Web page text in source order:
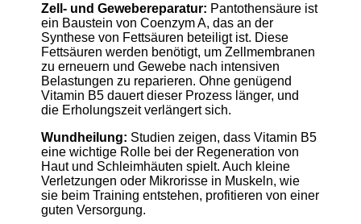
Zell- und Gewebereparatur: Pantothensäure ist
ein Baustein von Coenzym A, das an der
Synthese von Fettsäuren beteiligt ist. Diese
Fettsäuren werden benötigt, um Zellmembranen
zu erneuern und Gewebe nach intensiven
Belastungen zu reparieren. Ohne genügend
Vitamin B5 dauert dieser Prozess länger, und
die Erholungszeit verlängert sich.
Wundheilung: Studien zeigen, dass Vitamin B5
eine wichtige Rolle bei der Regeneration von
Haut und Schleimhäuten spielt. Auch kleine
Verletzungen oder Mikrorisse in Muskeln, wie
sie beim Training entstehen, profitieren von einer
guten Versorgung.